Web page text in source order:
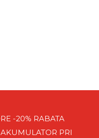
-20% RABATA
PRI